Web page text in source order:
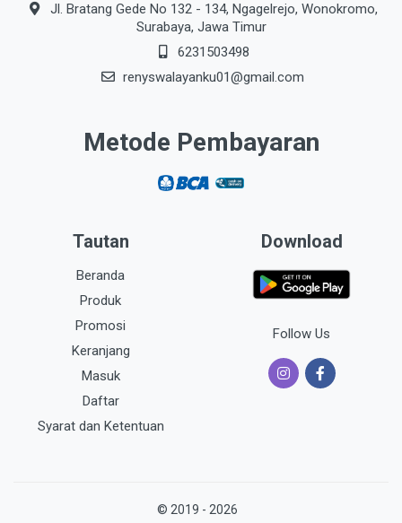
Jl. Bratang Gede No 132 - 134, Ngagelrejo, Wonokromo,
Surabaya, Jawa Timur
6231503498
renyswalayanku01@gmail.com
Metode Pembayaran
Tautan
Beranda
Produk
Promosi
Keranjang
Masuk
Daftar
Syarat dan Ketentuan
Download
Follow Us
© 2019 - 2026